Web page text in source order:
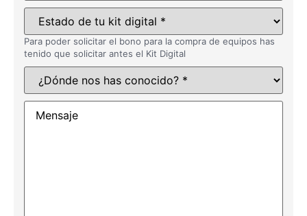
perteneces
de tu
kit
digital
Para poder solicitar el bono para la compra de equipos has
tenido que solicitar antes el Kit Digital
¿Dónde
nos has
conocido?
Mensaje